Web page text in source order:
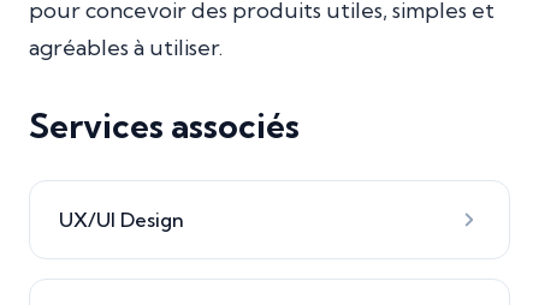
pour concevoir des produits utiles, simples et
agréables à utiliser.
Services associés
UX/UI Design